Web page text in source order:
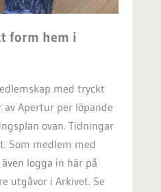
form hem i
med tryckt
Apertur per löpande
ovan. Tidningar
Som medlem med
logga in här på
utgåvor i Arkivet. Se